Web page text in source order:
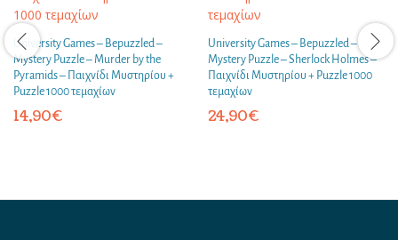
University Games – Bepuzzled –
Mystery Puzzle – Murder by the
Pyramids – Παιχνίδι Μυστηρίου +
Puzzle 1000 τεμαχίων
14,90€
University Games – Bepuzzled –
Mystery Puzzle – Sherlock Holmes –
Παιχνίδι Μυστηρίου + Puzzle 1000
τεμαχίων
24,90€